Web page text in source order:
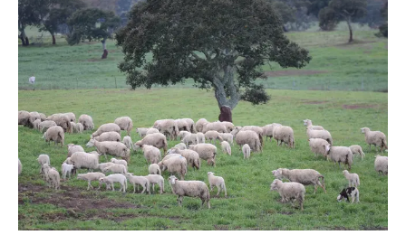
ITALIA
MONDO
POLITICA
ECONOMIA
SERVIZI ALLE IMPRESE
LAVORO
BANDI